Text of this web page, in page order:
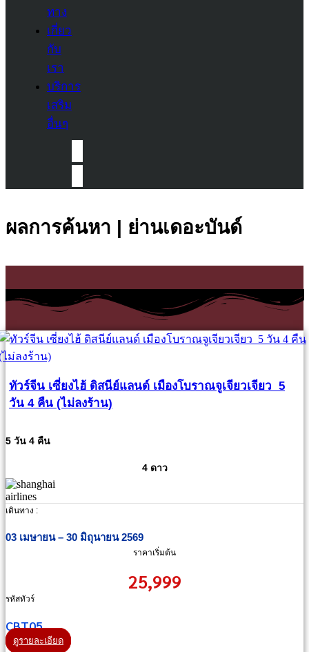
ทาง
เกี่ยว
กับ
เรา
บริการ
เสริม
อื่นๆ
ผลการค้นหา | ย่านเดอะบันด์
ทัวร์จีน เซี่ยงไฮ้ ดิสนีย์แลนด์ เมืองโบราณจูเจียวเจียว 5
วัน 4 คืน (ไม่ลงร้าน)
5 วัน 4 คืน
4 ดาว
เดินทาง :
03 เมษายน – 30 มิถุนายน 2569
ราคาเริ่มต้น
25,999
รหัสทัวร์
CBT05
ดูรายละเอียด